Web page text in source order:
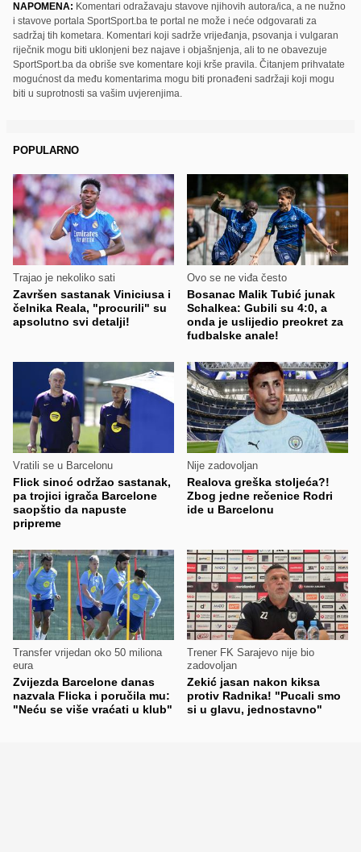
NAPOMENA: Komentari odražavaju stavove njihovih autora/ica, a ne nužno
i stavove portala SportSport.ba te portal ne može i neće odgovarati za
sadržaj tih kometara. Komentari koji sadrže vrijeđanja, psovanja i vulgaran
riječnik mogu biti uklonjeni bez najave i objašnjenja, ali to ne obavezuje
SportSport.ba da obriše sve komentare koji krše pravila. Čitanjem prihvatate
mogućnost da među komentarima mogu biti pronađeni sadržaji koji mogu
biti u suprotnosti sa vašim uvjerenjima.
POPULARNO
Trajao je nekoliko sati
Završen sastanak Viniciusa i
čelnika Reala, "procurili" su
apsolutno svi detalji!
Ovo se ne viđa često
Bosanac Malik Tubić junak
Schalkea: Gubili su 4:0, a
onda je uslijedio preokret za
fudbalske anale!
Vratili se u Barcelonu
Flick sinoć održao sastanak,
pa trojici igrača Barcelone
saopštio da napuste
pripreme
Nije zadovoljan
Realova greška stoljeća?!
Zbog jedne rečenice Rodri
ide u Barcelonu
Transfer vrijedan oko 50 miliona
eura
Zvijezda Barcelone danas
nazvala Flicka i poručila mu:
"Neću se više vraćati u klub"
Trener FK Sarajevo nije bio
zadovoljan
Zekić jasan nakon kiksa
protiv Radnika! "Pucali smo
si u glavu, jednostavno"